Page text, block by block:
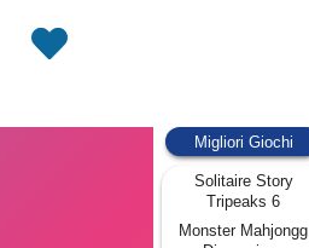
Migliori Giochi
Solitaire Story
Tripeaks 6
Monster Mahjongg